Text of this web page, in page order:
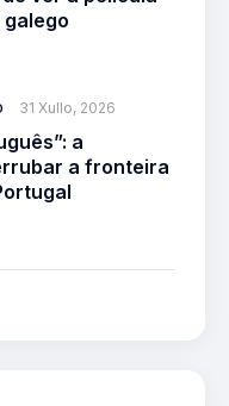
galego
31 Xullo, 2026
a
a fronteira